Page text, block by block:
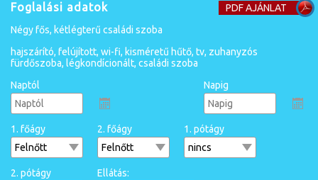
Foglalási adatok
PDF AJÁNLAT
négy fős, kétlégterű családi szoba
hajszárító, felújított, wi-fi, kisméretű hűtő, tv, zuhanyzós
fürdőszoba, légkondícionált, családi szoba
Naptól
Napig
1. főágy 2. főágy 1. pótágy
2. pótágy Ellátás: